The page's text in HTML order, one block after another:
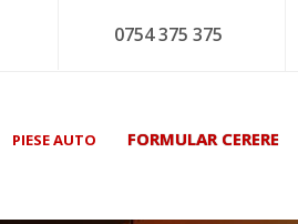
0754 375 375
PIESE AUTO FORMULAR CERERE